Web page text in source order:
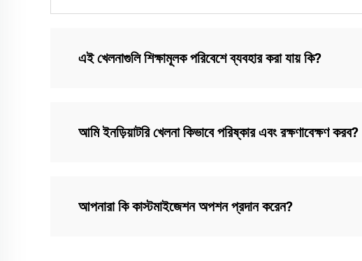
এই খেলনাগুলি শিক্ষামূলক পরিবেশে ব্যবহার করা যায় কি?
আমি ইনড়িয়াটরি খেলনা কিভাবে পরিষ্কার এবং রক্ষণাবেক্ষণ করব?
আপনারা কি কাস্টমাইজেশন অপশন প্রদান করেন?